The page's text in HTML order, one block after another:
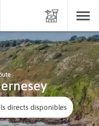
directs disponibles